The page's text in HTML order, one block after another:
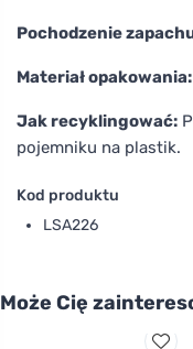
Pochodzenie
Materiał opakowania:
Jak recyklingować:
pojemniku na plastik.
Kod produktu
LSA226
Może Cię